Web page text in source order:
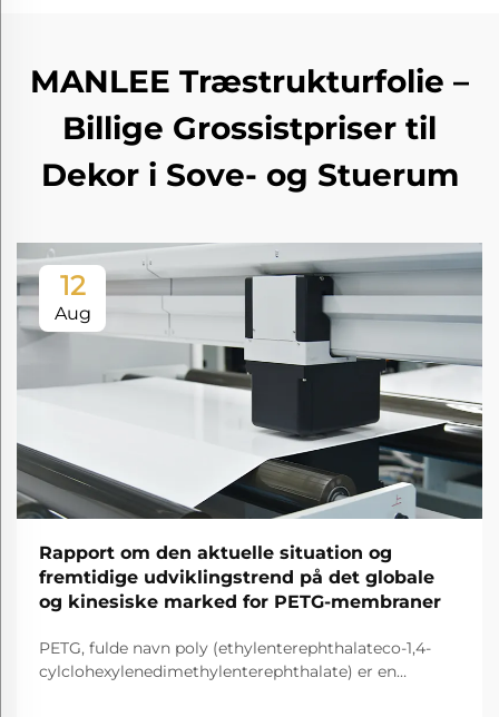
MANLEE Træstrukturfolie –
Billige Grossistpriser til
Dekor i Sove- og Stuerum
12
Aug
Rapport om den aktuelle situation og
fremtidige udviklingstrend på det globale
og kinesiske marked for PETG-membraner
PETG, fulde navn poly (ethylenterephthalateco-1,4-
cylclohexylenedimethylenterephthalate) er en